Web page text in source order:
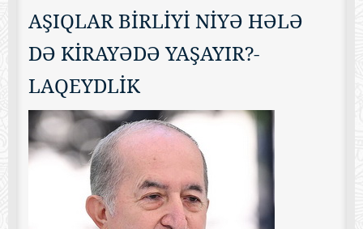
AŞIQLAR BİRLİYİ NİYƏ HƏLƏ
DƏ KİRAYƏDƏ YAŞAYIR?-
LAQEYDLİK